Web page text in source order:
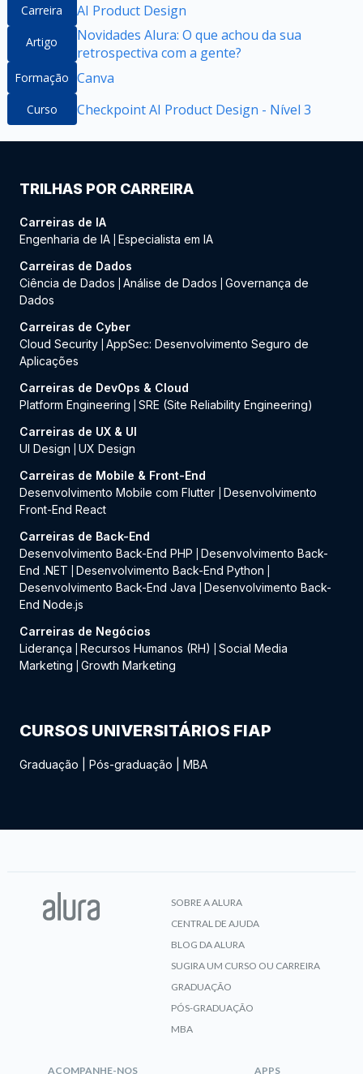
Carreira AI Product Design
Artigo
Novidades Alura: O que achou da sua
retrospectiva com a gente?
Formação Canva
Curso Checkpoint AI Product Design - Nível 3
TRILHAS POR CARREIRA
Carreiras de IA
Engenharia de IA Especialista em IA
Carreiras de Dados
Ciência de Dados
Análise de Dados
Governança de
Dados
Carreiras de Cyber
Cloud Security AppSec: Desenvolvimento Seguro de
Aplicações
Carreiras de DevOps & Cloud
Platform Engineering
SRE (Site Reliability Engineering)
Carreiras de UX & UI
UI Design
UX Design
Carreiras de Mobile & Front-End
Desenvolvimento Mobile com Flutter
Desenvolvimento
Front-End React
Carreiras de Back-End
Desenvolvimento Back-End PHP
Desenvolvimento Back-
End .NET
Desenvolvimento Back-End Python
Desenvolvimento Back-End Java
Desenvolvimento Back-
End Node.js
Carreiras de Negócios
Liderança
Recursos Humanos (RH)
Social Media
Marketing
Growth Marketing
CURSOS UNIVERSITÁRIOS FIAP
Graduação Pós-graduação MBA
SOBRE A ALURA
CENTRAL DE AJUDA
BLOG DA ALURA
SUGIRA UM CURSO OU CARREIRA
GRADUAÇÃO
PÓS-GRADUAÇÃO
MBA
ACOMPANHE-NOS APPS